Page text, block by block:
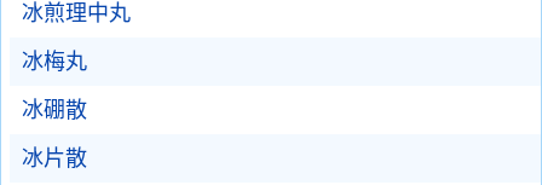
冰煎理中丸
冰梅丸
冰硼散
冰片散